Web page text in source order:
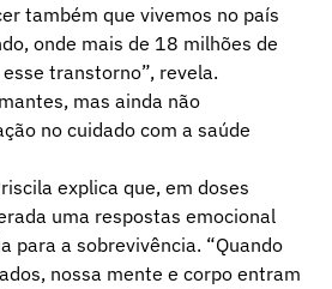
também que vivemos no país
onde mais de 18 milhões de
transtorno”, revela.
mas ainda não
no cuidado com a saúde
explica que, em doses
uma respostas emocional
para a sobrevivência. “Quando
nossa mente e corpo entram